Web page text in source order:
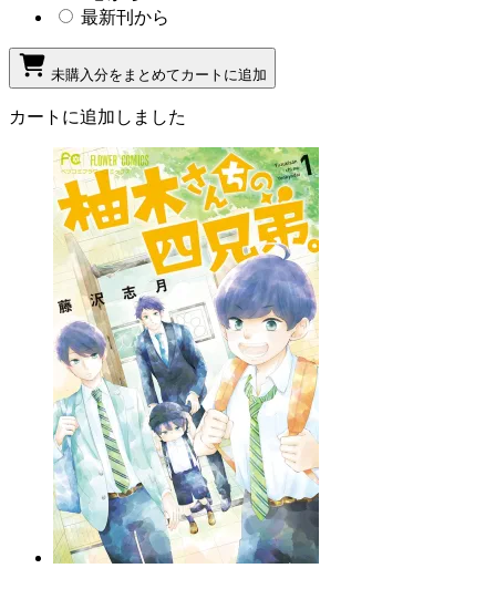
最新刊から
未購入分をまとめてカートに追加
カートに追加しました